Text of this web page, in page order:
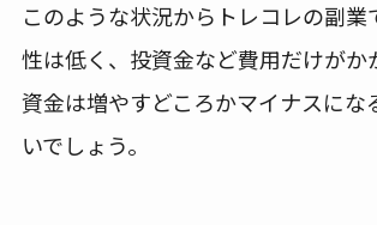
このような状況からトレコレの副業
性は低く、投資金など費用だけがか
資金は増やすどころかマイナスにな
いでしょう。